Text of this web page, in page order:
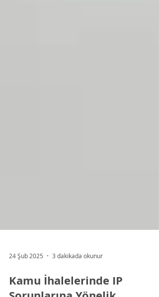
24 Şub 2025 3 dakikada okunur